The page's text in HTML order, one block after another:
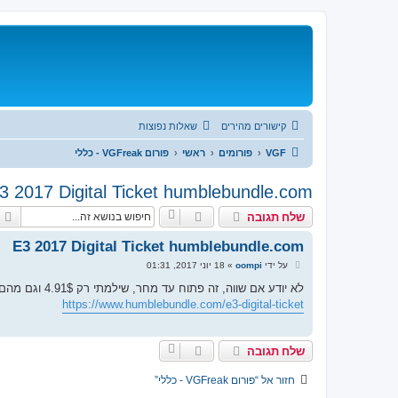
קישורים מהירים שאלות נפוצות
VGF פורומים ראשי פורום VGFreak - כללי
2017 Digital Ticket humblebundle.com
שלח תגובה
E3 2017 Digital Ticket humblebundle.com
ש
י
ה
על ידי oompi
» 18 יוני 2017, 01:31
לא יודע אם שווה, זה פתוח עד מחר, שילמתי רק 4.91$ וגם מהם לא נראה לי שאתרשם
https://www.humblebundle.com/e3-digital-ticket
שלח תגובה
חזור אל “פורום VGFreak - כללי”